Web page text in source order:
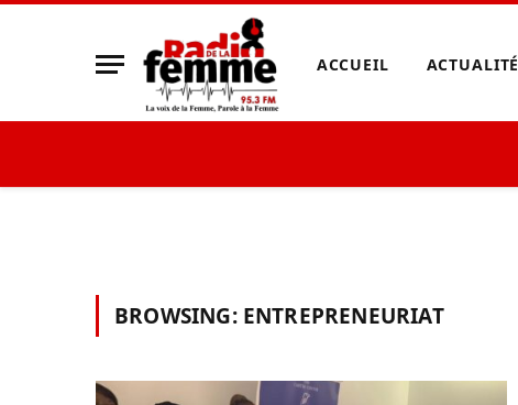
ACCUEIL ACTUALITÉ
BROWSING: ENTREPRENEURIAT